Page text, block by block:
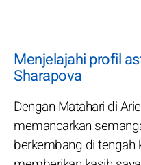
Menjelajahi profil
Sharapova
Dengan Matahari di
memancarkan
berkembang di tengah